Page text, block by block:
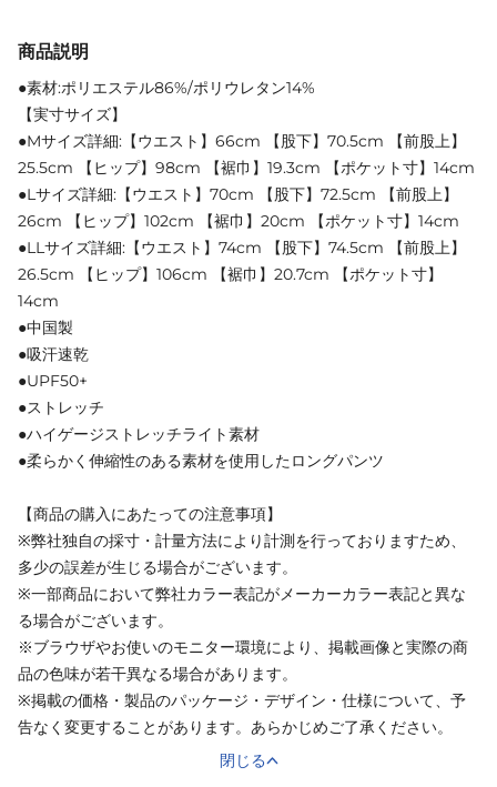
商品説明
●素材:ポリエステル86%/ポリウレタン14%
【実寸サイズ】
●Mサイズ詳細:【ウエスト】66cm 【股下】70.5cm 【前股上】
25.5cm 【ヒップ】98cm 【裾巾】19.3cm 【ポケット寸】14cm
●Lサイズ詳細:【ウエスト】70cm 【股下】72.5cm 【前股上】
26cm 【ヒップ】102cm 【裾巾】20cm 【ポケット寸】14cm
●LLサイズ詳細:【ウエスト】74cm 【股下】74.5cm 【前股上】
26.5cm 【ヒップ】106cm 【裾巾】20.7cm 【ポケット寸】
14cm
●中国製
●吸汗速乾
●UPF50+
●ストレッチ
●ハイゲージストレッチライト素材
●柔らかく伸縮性のある素材を使用したロングパンツ
【商品の購入にあたっての注意事項】
※弊社独自の採寸・計量方法により計測を行っておりますため、
多少の誤差が生じる場合がございます。
※一部商品において弊社カラー表記がメーカーカラー表記と異な
る場合がございます。
※ブラウザやお使いのモニター環境により、掲載画像と実際の商
品の色味が若干異なる場合があります。
※掲載の価格・製品のパッケージ・デザイン・仕様について、予
告なく変更することがあります。あらかじめご了承ください。
閉じる